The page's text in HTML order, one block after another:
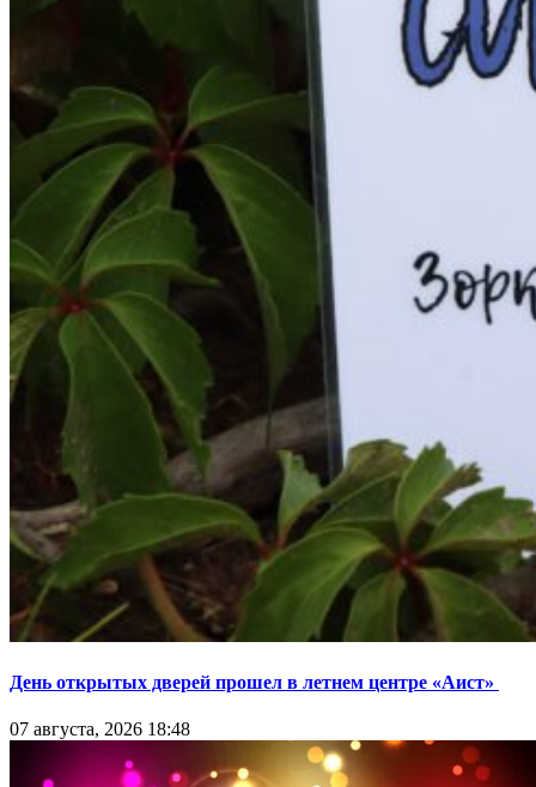
День открытых дверей прошел в летнем центре «Аист»
07 августа, 2026 18:48